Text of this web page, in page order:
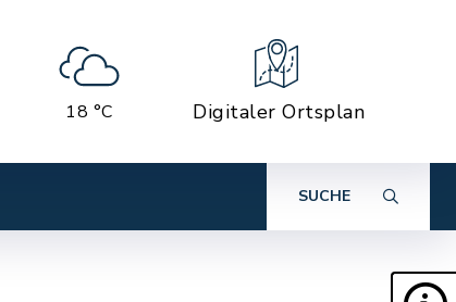
18 °C Digitaler Ortsplan
SUCHE